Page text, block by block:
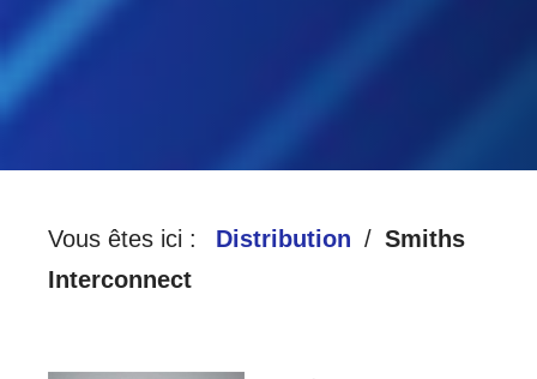
Vous êtes ici : Distribution
Smiths
Interconnect